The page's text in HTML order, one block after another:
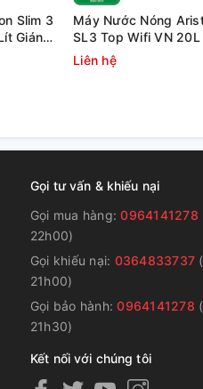
Slim 3
Gián
Máy Nước Nóng
SL3 Top Wifi VN 20L
Tiếp
Liên hệ
Gọi tư vấn & khiếu nại
Gọi mua hàng:0964141278
22h00)
Gọi khiếu nại: 0364833737
21h00)
Gọi bảo hành:0964141278
21h30)
Kết nối với chúng tôi